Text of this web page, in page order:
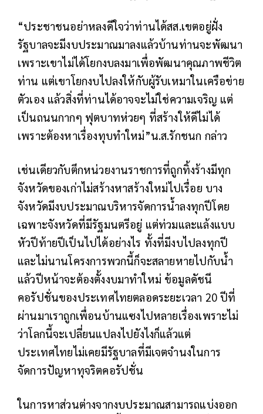
“ประชาชนอย่าหลงดีใจว่าท่านได้สส.เขตอยู่ฝั่ง
รัฐบาลจะมีงบประมาณมาลงแล้วบ้านท่านจะพัฒนา
เพราะเขาไม่ได้โยกงบลงมาเพื่อพัฒนาคุณภาพชีวิต
ท่าน แต่เขาโยกงบไปลงให้กับผู้รับเหมาในเครือข่าย
ตัวเอง แล้วสิ่งที่ท่านได้อาจจะไม่ใช่ความเจริญ แต่
เป็นถนนกากๆ ฟุตบาทห่วยๆ ที่สร้างให้ดีไม่ได้
เพราะต้องหาเรื่องทุบทำใหม่”น.ส.รักชนก กล่าว
เช่นเดียวกับตึกหน่วยงานราชการที่ถูกทิ้งร้างมีทุก
จังหวัดของเก่าไม่สร้างหาสร้างใหม่ไปเรื่อย บาง
จังหวัดมีงบประมาณบริหารจัดการน้ำลงทุกปีโดย
เฉพาะจังหวัดที่มีรัฐมนตรีอยู่ แต่ท่วมและแล้งแบบ
หัวปีท้ายปีเป็นไปได้อย่างไร ทั้งที่มีงบไปลงทุกปี
และไม่นานโครงการพวกนี้ก็จะสลายหายไปกับน้ำ
แล้วปีหน้าจะต้องตั้งงบมาทำใหม่ ข้อมูลดัชนี
คอรัปชั่นของประเทศไทยตลอดระยะเวลา 20 ปีที่
ผ่านมาเราถูกเพื่อนบ้านแซงไปหลายเรื่องเพราะไม่
ว่าโลกนี้จะเปลี่ยนแปลงไปยังไงก็แล้วแต่
ประเทศไทยไม่เคยมีรัฐบาลที่มีเจตจำนงในการ
จัดการปัญหาทุจริตคอรัปชั่น
ในการหาส่วนต่างจากงบประมาณสามารถแบ่งออก